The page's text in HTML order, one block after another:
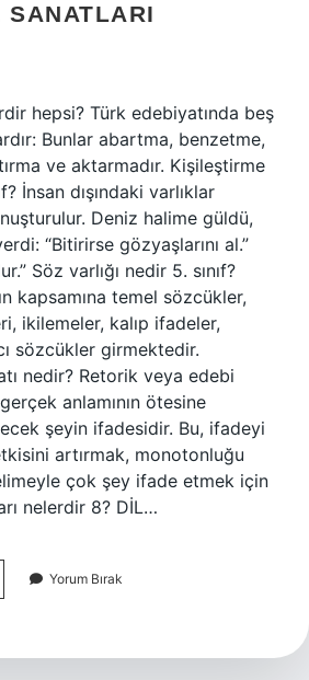
hepsi? Türk edebiyatında beş
Bunlar abartma, benzetme,
ve aktarmadır. Kişileştirme
İnsan dışındaki varlıklar
Deniz halime güldü,
“Bitirirse gözyaşlarını al.”
Söz varlığı nedir 5. sınıf?
kapsamına temel sözcükler,
ikilemeler, kalıp ifadeler,
sözcükler girmektedir.
nedir? Retorik veya edebi
anlamının ötesine
şeyin ifadesidir. Bu, ifadeyi
artırmak, monotonluğu
çok şey ifade etmek için
nelerdir 8? DİL…
Yorum Bırak